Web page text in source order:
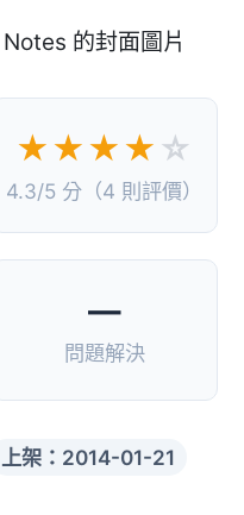
★★★★ ☆
4.3/5 分（4 則評價）
—
問題解決
上架：2014-01-21